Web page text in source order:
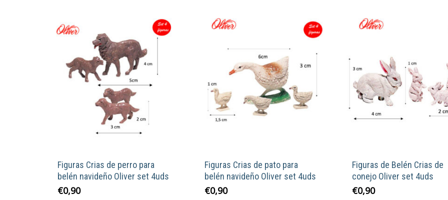
Figuras Crias de perro para
belén navideño Oliver set 4uds
€0,90
Figuras Crias de pato para
belén navideño Oliver set 4uds
€0,90
Figuras de Belén Crias de
conejo Oliver set 4uds
€0,90